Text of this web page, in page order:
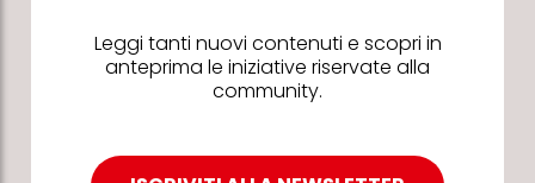
Leggi tanti nuovi contenuti e scopri in
anteprima le iniziative riservate alla
community.